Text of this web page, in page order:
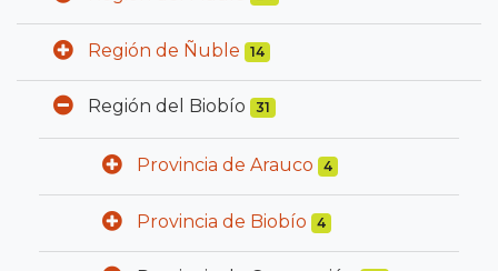
Región de Ñuble 14
Región del Biobío 31
Provincia de Arauco 4
Provincia de Biobío 4